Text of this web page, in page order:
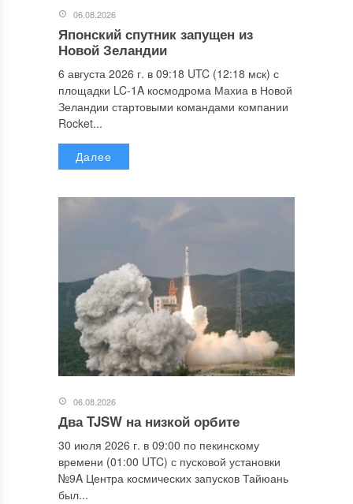
06.08.2026
Японский спутник запущен из
Новой Зеландии
6 августа 2026 г. в 09:18 UTC (12:18 мск) с
площадки LC-1A космодрома Махиа в Новой
Зеландии стартовыми командами компании
Rocket...
Далее
06.08.2026
Два TJSW на низкой орбите
30 июля 2026 г. в 09:00 по пекинскому
времени (01:00 UTC) с пусковой установки
№9A Центра космических запусков Тайюань
был...